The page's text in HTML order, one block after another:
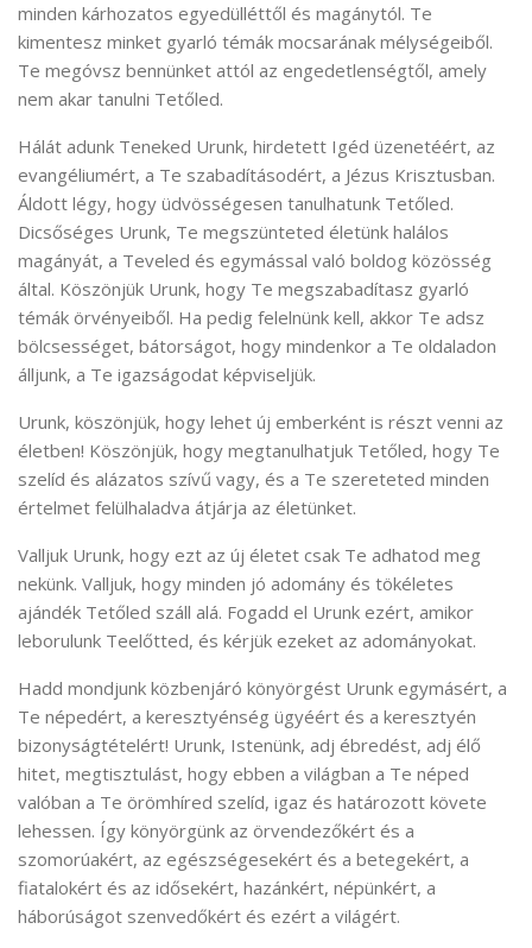
minden kárhozatos egyedülléttől és magánytól. Te
kimentesz minket gyarló témák mocsarának mélységeiből.
Te megóvsz bennünket attól az engedetlenségtől, amely
nem akar tanulni Tetőled.
Hálát adunk Teneked Urunk, hirdetett Igéd üzenetéért, az
evangéliumért, a Te szabadításodért, a Jézus Krisztusban.
Áldott légy, hogy üdvösségesen tanulhatunk Tetőled.
Dicsőséges Urunk, Te megszünteted életünk halálos
magányát, a Teveled és egymással való boldog közösség
által. Köszönjük Urunk, hogy Te megszabadítasz gyarló
témák örvényeiből. Ha pedig felelnünk kell, akkor Te adsz
bölcsességet, bátorságot, hogy mindenkor a Te oldaladon
álljunk, a Te igazságodat képviseljük.
Urunk, köszönjük, hogy lehet új emberként is részt venni az
életben! Köszönjük, hogy megtanulhatjuk Tetőled, hogy Te
szelíd és alázatos szívű vagy, és a Te szereteted minden
értelmet felülhaladva átjárja az életünket.
Valljuk Urunk, hogy ezt az új életet csak Te adhatod meg
nekünk. Valljuk, hogy minden jó adomány és tökéletes
ajándék Tetőled száll alá. Fogadd el Urunk ezért, amikor
leborulunk Teelőtted, és kérjük ezeket az adományokat.
Hadd mondjunk közbenjáró könyörgést Urunk egymásért, a
Te népedért, a keresztyénség ügyéért és a keresztyén
bizonyságtételért! Urunk, Istenünk, adj ébredést, adj élő
hitet, megtisztulást, hogy ebben a világban a Te néped
valóban a Te örömhíred szelíd, igaz és határozott követe
lehessen. Így könyörgünk az örvendezőkért és a
szomorúakért, az egészségesekért és a betegekért, a
fiatalokért és az idősekért, hazánkért, népünkért, a
háborúságot szenvedőkért és ezért a világért.